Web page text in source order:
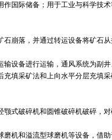
国际储备；用于工业与科学技术
崩落，并通过转运设备将矿石
设备进行运输，通风系统为副井
填采矿法和上向水平分层充填采
式破碎机和圆锥破碎机破碎，对
机和溢流型球磨机等设备，借助